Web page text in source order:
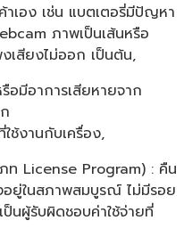
เอง เช่น แบตเตอรี่มีปัญหา
ภาพเป็นเส้นหรือ
เสียงไม่ออก เป็นต้น,
มีอาการเสียหายจาก
งานกับเครื่อง,
ท License Program) : คืน
ยู่ในสภาพสมบูรณ์ ไม่มีรอย
ป็นผู้รับผิดชอบค่าใช้จ่ายที่